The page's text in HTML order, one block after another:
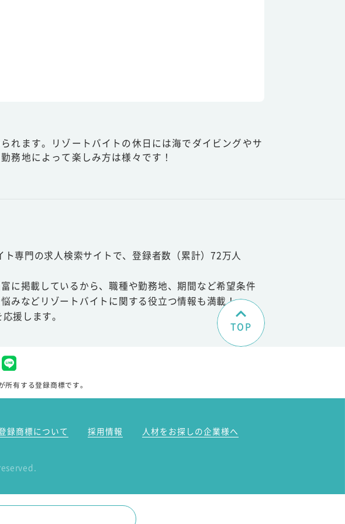
れます。リゾートバイトの休日には海でダイビングやサ
務地によって楽しみ方は様々です！
専門の求人検索サイトで、登録者数（累計）72万人
に掲載しているから、職種や勤務地、期間など希望条件
みなどリゾートバイトに関する役立つ情報も満載！
援します。
TOP
有する登録商標です。
録商標について 採用情報
人材をお探しの企業様へ